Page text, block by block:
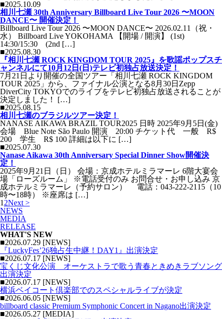
■2025.10.09
相川七瀬 30th Anniversary Billboard Live Tour 2026 〜MOON
DANCE〜 開催決定！
Billboard Live Tour 2026 〜MOON DANCE〜 2026.02.11（祝・
水） Billboard Live YOKOHAMA 【開場 / 開演】 (1st)
14:30/15:30 (2nd […]
■2025.08.30
『相川七瀬 ROCK KINGDOM TOUR 2025』を歌謡ポップスチ
ャンネルにて10月12日(日)テレビ初独占放送決定！
7月21日より開催の全国ツアー「相川七瀬 ROCK KINGDOM
TOUR 2025」から、ファイナル公演となる8月30日Zepp
DiverCity TOKYOでのライブをテレビ初独占放送されることが
決定しました！ […]
■2025.08.15
相川七瀬のブラジルツアー決定！
NANASE AIKAWA BRAZIL TOUR2025 日時 2025年9月5日(金)
会場 Blue Note São Paulo 開演 20:00 チケット代 一般 R$
200 学生 R$ 100 詳細は以下に […]
■2025.07.30
Nanase Aikawa 30th Anniversary Special Dinner Show開催決
定！
2025年9月21日（日） 会場：京成ホテルミラマーレ 6階大宴会
場「ローズルーム」 ※電話受付のみ お問合せ・お申し込み 京
成ホテルミラマーレ（予約サロン） 電話：043-222-2115（10
時〜18時） ※座席は […]
1 2Next >
NEWS
MEDIA
RELEASE
WHAT'S NEW
■2026.07.29 [NEWS]
『LuckyFes’26独占生中継！DAY1』出演決定
■2026.07.17 [NEWS]
宝くじ文化公演 オーケストラで歌う青春ときめきラブソング
出演決定
■2026.07.17 [NEWS]
横浜ベイコート倶楽部でのスペシャルライブが決定
■2026.06.05 [NEWS]
billboard classic Premium Symphonic Concert in Nagano出演決定
■2026.05.27 [MEDIA]